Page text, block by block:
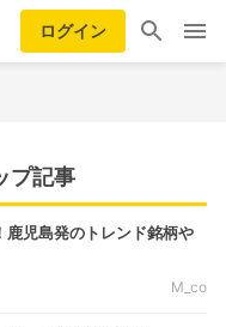
ログイン
プ記事
鹿児島発のトレンド銘柄や
M_co